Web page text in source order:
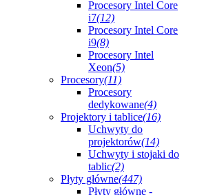
Procesory Intel Core
i7(12)
Procesory Intel Core
i9(8)
Procesory Intel
Xeon(5)
Procesory(11)
Procesory
dedykowane(4)
Projektory i tablice(16)
Uchwyty do
projektorów(14)
Uchwyty i stojaki do
tablic(2)
Płyty główne(447)
Płyty główne -